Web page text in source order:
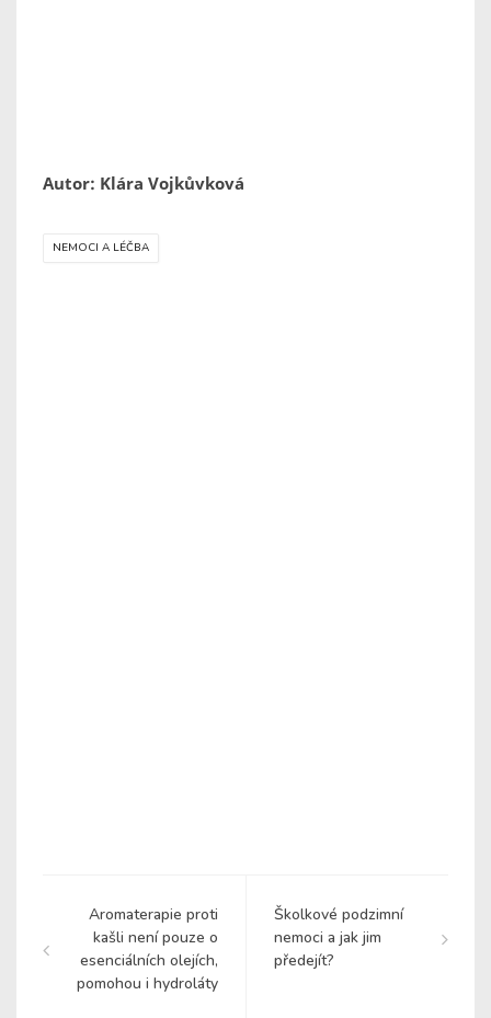
Autor: Klára Vojkůvková
NEMOCI A LÉČBA
Aromaterapie proti
kašli není pouze o
esenciálních olejích,
pomohou i hydroláty
Školkové podzimní
nemoci a jak jim
předejít?